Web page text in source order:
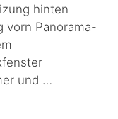
hinten
vorn Panorama-
und …